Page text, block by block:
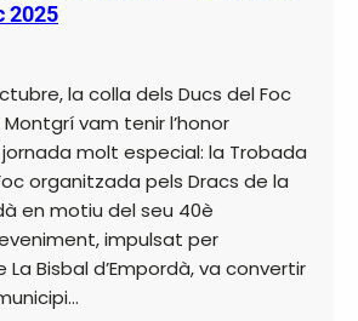
2025
la colla dels Ducs del Foc
vam tenir l’honor
jornada molt especial: la Trobada
organitzada pels Dracs de la
en motiu del seu 40è
impulsat per
La Bisbal d’Empordà, va convertir